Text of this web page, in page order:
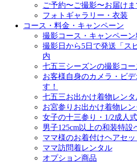
ご予約〜ご撮影〜お届け
フォトギャラリー・衣装
コース・料金・キャンペーン
撮影コース・キャンペーン
撮影日から5日で発送「ス
内
七五三シーズンの撮影コ
お客様自身のカメラ・ビ
す！
七五三お出かけ着物レンタ
お宮参りお出かけ着物レ
女子の十三参り・1/2成人
男子125cm以上の和装特設
ママ様のお着付けヘアセッ
ママ訪問着レンタル
オプション商品